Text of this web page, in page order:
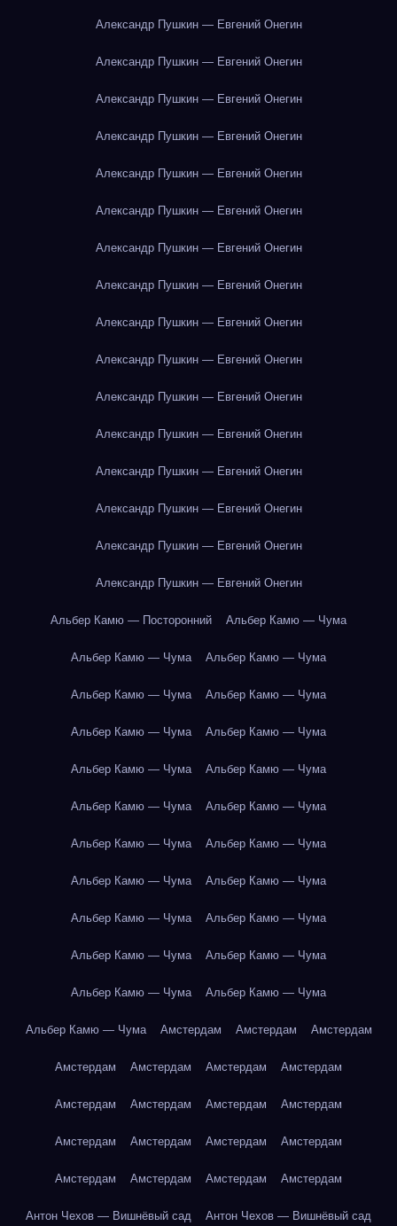
Александр Пушкин — Евгений Онегин
Александр Пушкин — Евгений Онегин
Александр Пушкин — Евгений Онегин
Александр Пушкин — Евгений Онегин
Александр Пушкин — Евгений Онегин
Александр Пушкин — Евгений Онегин
Александр Пушкин — Евгений Онегин
Александр Пушкин — Евгений Онегин
Александр Пушкин — Евгений Онегин
Александр Пушкин — Евгений Онегин
Александр Пушкин — Евгений Онегин
Александр Пушкин — Евгений Онегин
Александр Пушкин — Евгений Онегин
Александр Пушкин — Евгений Онегин
Александр Пушкин — Евгений Онегин
Александр Пушкин — Евгений Онегин
Альбер Камю — Посторонний Альбер Камю — Чума
Альбер Камю — Чума Альбер Камю — Чума
Альбер Камю — Чума Альбер Камю — Чума
Альбер Камю — Чума Альбер Камю — Чума
Альбер Камю — Чума Альбер Камю — Чума
Альбер Камю — Чума Альбер Камю — Чума
Альбер Камю — Чума Альбер Камю — Чума
Альбер Камю — Чума Альбер Камю — Чума
Альбер Камю — Чума Альбер Камю — Чума
Альбер Камю — Чума Альбер Камю — Чума
Альбер Камю — Чума Альбер Камю — Чума
Альбер Камю — Чума Амстердам Амстердам Амстердам
Амстердам Амстердам Амстердам Амстердам
Амстердам Амстердам Амстердам Амстердам
Амстердам Амстердам Амстердам Амстердам
Амстердам Амстердам Амстердам Амстердам
Антон Чехов — Вишнёвый сад Антон Чехов — Вишнёвый сад